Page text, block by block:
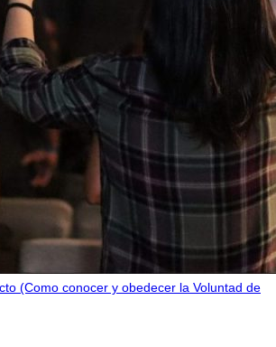
(Como conocer y obedecer la Voluntad de